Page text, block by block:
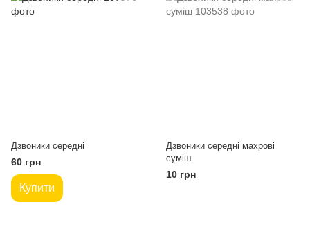
Дзвоники середні
60 грн
Купити
Дзвоники середні махрові
суміш
10 грн